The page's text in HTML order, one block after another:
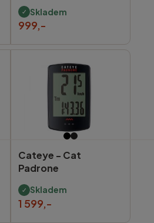
Skladem
999,-
Cateye - Cat
Padrone
Skladem
1 599,-